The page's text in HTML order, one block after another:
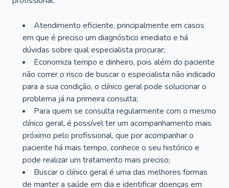
Atendimento eficiente, principalmente em casos
em que é preciso um diagnóstico imediato e há
dúvidas sobre qual especialista procurar;
Economiza tempo e dinheiro, pois além do paciente
não correr o risco de buscar o especialista não indicado
para a sua condição, o clínico geral pode solucionar o
problema já na primeira consulta;
Para quem se consulta regularmente com o mesmo
clínico geral, é possível ter um acompanhamento mais
próximo pelo profissional, que por acompanhar o
paciente há mais tempo, conhece o seu histórico e
pode realizar um tratamento mais preciso;
Buscar o clínico geral é uma das melhores formas
de manter a saúde em dia e identificar doenças em